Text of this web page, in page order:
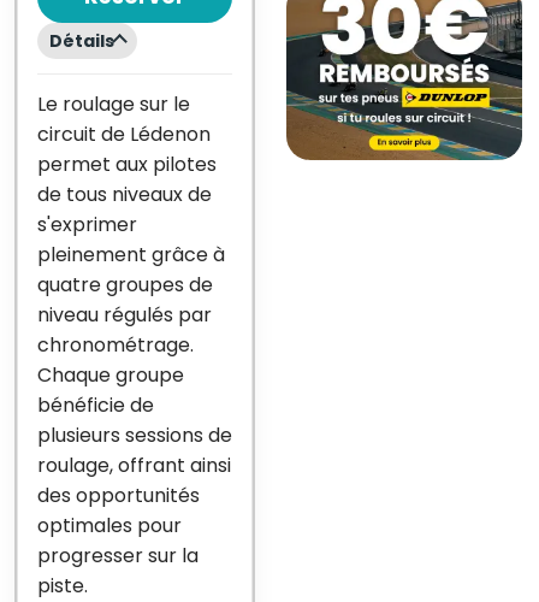
Détails
Le roulage sur le
circuit de Lédenon
permet aux pilotes
de tous niveaux de
s'exprimer
pleinement grâce à
quatre groupes de
niveau régulés par
chronométrage.
Chaque groupe
bénéficie de
plusieurs sessions de
roulage, offrant ainsi
des opportunités
optimales pour
progresser sur la
piste.